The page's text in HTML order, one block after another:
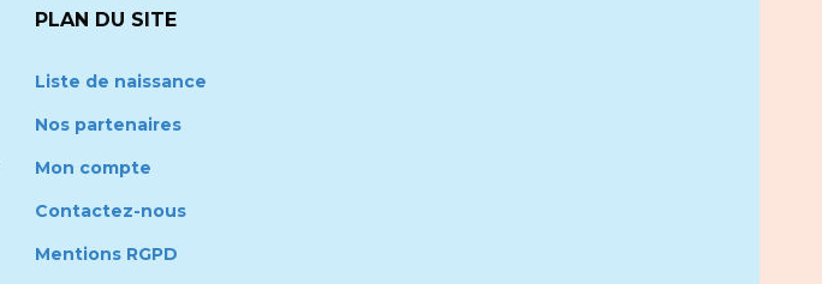
PLAN DU SITE
Liste de naissance
Nos partenaires
Mon compte
Contactez-nous
Mentions RGPD